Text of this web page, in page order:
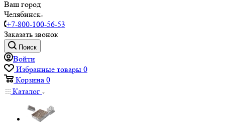
Ваш город
Челябинск
+7-800-100-56-53
Заказать звонок
Поиск
Войти
Избранные товары 0
Корзина 0
Каталог